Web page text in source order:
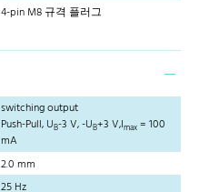
4-pin M8 규격 플러그
switching output
Push-Pull, UB-3 V, -UB+3 V,Imax = 100
mA
2.0 mm
25 Hz